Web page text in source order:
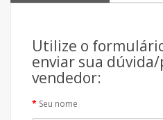
Utilize o
enviar sua
vendedor:
Seu nome